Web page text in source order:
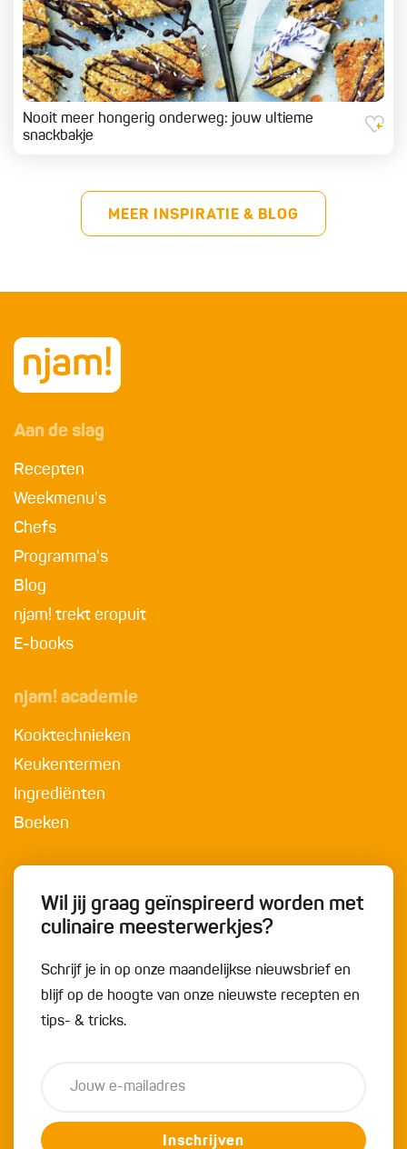
Nooit meer hongerig onderweg: jouw ultieme
snackbakje
MEER INSPIRATIE & BLOG
Aan de slag
Recepten
Weekmenu's
Chefs
Programma's
Blog
njam! trekt eropuit
E-books
njam! academie
Kooktechnieken
Keukentermen
Ingrediënten
Boeken
Wil jij graag geïnspireerd worden met
culinaire meesterwerkjes?
Schrijf je in op onze maandelijkse nieuwsbrief en
blijf op de hoogte van onze nieuwste recepten en
tips- & tricks.
Inschrijven